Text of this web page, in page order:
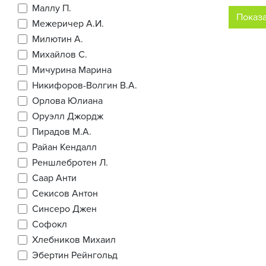
Маллу П.
Межеричер А.И.
Милютин А.
Михайлов С.
Мичурина Марина
Никифоров-Волгин В.А.
Орлова Юлиана
Оруэлл Джордж
Пирадов М.А.
Райан Кендалл
Реншлебротен Л.
Саар Анти
Секисов Антон
Синсеро Джен
Софокл
Хлебников Михаил
Эбертин Рейнгольд